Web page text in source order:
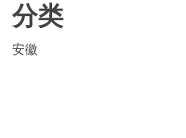
分类
安徽